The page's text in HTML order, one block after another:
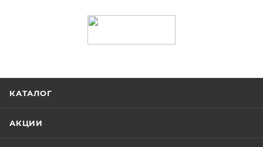
КАТАЛОГ
АКЦИИ